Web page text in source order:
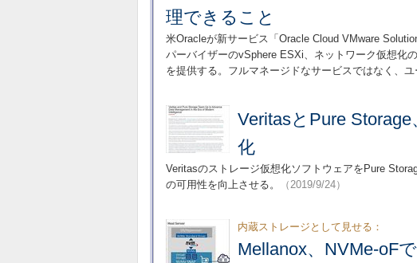
理できること
米Oracleが新サービス「Oracle Cloud VMware
パーバイザーのvSphere ESXi、ネットワーク仮想化
を提供する。フルマネージドなサービスではなく、ユ
VeritasとPure
化
Veritasのストレージ仮想化ソフトウェアをPure
の可用性を向上させる。
（2019/9/24）
内蔵ストレージとして見せる：
Mellanox、NVMe-oF